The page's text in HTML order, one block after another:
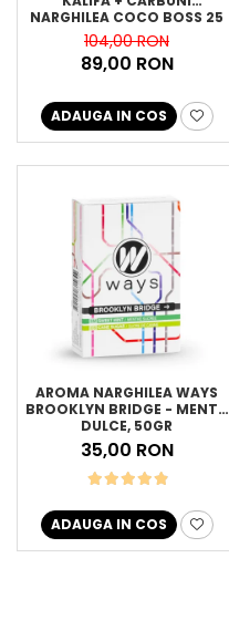
NARGHILEA COCO BOSS 25
104,00 RON
89,00 RON
ADAUGA IN COS
AROMA NARGHILEA WAYS
BROOKLYN BRIDGE - MENTA
DULCE, 50GR
35,00 RON
ADAUGA IN COS